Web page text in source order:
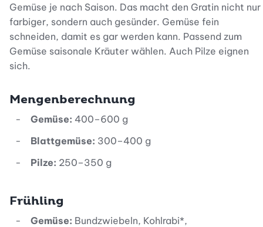
Gemüse je nach Saison. Das macht den Gratin nicht nur
farbiger, sondern auch gesünder. Gemüse fein
schneiden, damit es gar werden kann. Passend zum
Gemüse saisonale Kräuter wählen. Auch Pilze eignen
sich.
Mengenberechnung
Gemüse: 400–600 g
Blattgemüse: 300–400 g
Pilze: 250–350 g
Frühling
Gemüse: Bundzwiebeln, Kohlrabi*,